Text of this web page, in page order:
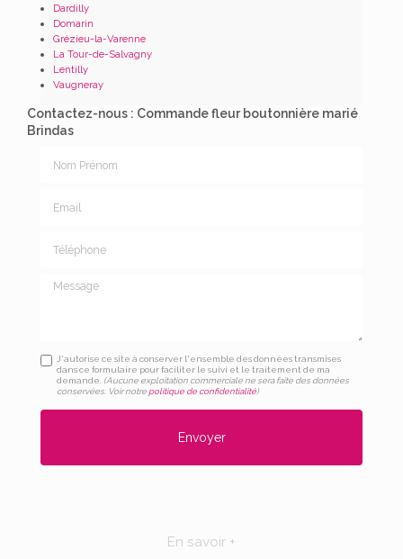
Dardilly
Domarin
Grézieu-la-Varenne
La Tour-de-Salvagny
Lentilly
Vaugneray
Contactez-nous : Commande fleur boutonnière marié
Brindas
Message
J'autorise ce site à conserver l'ensemble des données transmises
dans ce formulaire pour faciliter le suivi et le traitement de ma
demande. (Aucune exploitation commerciale ne sera faite des données
conservées. Voir notre politique de confidentialité)
En savoir +